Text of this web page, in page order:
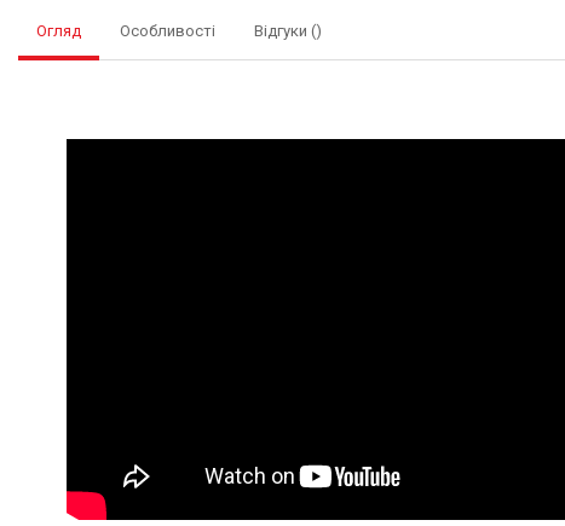
Огляд Особливості Відгуки ()